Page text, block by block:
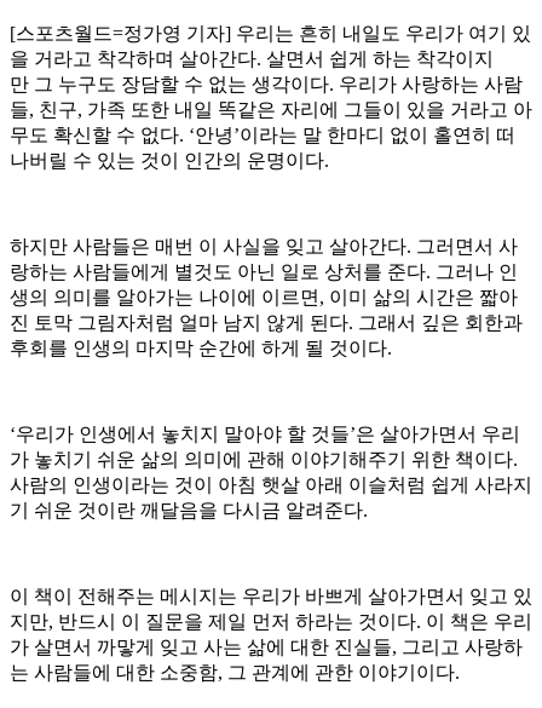
[스포츠월드=정가영 기자] 우리는 흔히 내일도 우리가 여기 있
을 거라고 착각하며 살아간다. 살면서 쉽게 하는 착각이지
만 그 누구도 장담할 수 없는 생각이다. 우리가 사랑하는 사람
들, 친구, 가족 또한 내일 똑같은 자리에 그들이 있을 거라고 아
무도 확신할 수 없다. ‘안녕’이라는 말 한마디 없이 홀연히 떠
나버릴 수 있는 것이 인간의 운명이다.
하지만 사람들은 매번 이 사실을 잊고 살아간다. 그러면서 사
랑하는 사람들에게 별것도 아닌 일로 상처를 준다. 그러나 인
생의 의미를 알아가는 나이에 이르면, 이미 삶의 시간은 짧아
진 토막 그림자처럼 얼마 남지 않게 된다. 그래서 깊은 회한과
후회를 인생의 마지막 순간에 하게 될 것이다.
‘우리가 인생에서 놓치지 말아야 할 것들’은 살아가면서 우리
가 놓치기 쉬운 삶의 의미에 관해 이야기해주기 위한 책이다.
사람의 인생이라는 것이 아침 햇살 아래 이슬처럼 쉽게 사라지
기 쉬운 것이란 깨달음을 다시금 알려준다.
이 책이 전해주는 메시지는 우리가 바쁘게 살아가면서 잊고 있
지만, 반드시 이 질문을 제일 먼저 하라는 것이다. 이 책은 우리
가 살면서 까맣게 잊고 사는 삶에 대한 진실들, 그리고 사랑하
는 사람들에 대한 소중함, 그 관계에 관한 이야기이다.